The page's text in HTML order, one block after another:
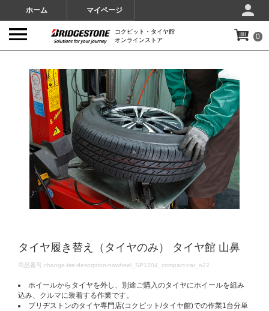
ホーム マイページ
コクピット・タイヤ館
オンラインストア
0
タイヤ履き替え（タイヤのみ） タイヤ館 山鼻
DETAILS
商品番号 change-tire-desorption-nowheel_SP1204_compact-car_o22
ホイールからタイヤを外し、別途ご購入のタイヤにホイールを組み
込み、クルマに装着する作業です。
ブリヂストンのタイヤ専門店(コクピット/タイヤ館)での作業1台分単